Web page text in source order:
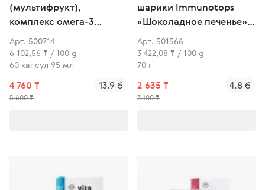
(мультифрукт),
комплекс омега-3
кислот
Арт. 500714
6 102,56 ₸ / 100 g
60 капсул 95 мл
4 760 ₸
5 600 ₸
13.9 б
шарики Immunotops
«Шоколадное печенье» с
витамином С
Арт. 501566
3 422,08 ₸ / 100 g
70 г
2 635 ₸
3 100 ₸
4.8 б